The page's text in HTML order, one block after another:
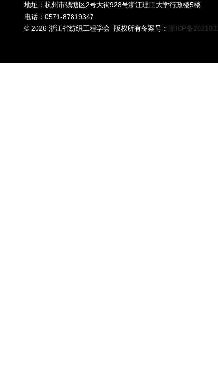
地址：杭州市钱塘区2号大街928号浙江理工大学行政楼5楼
电话：0571-87819347
© 2026 浙江省纺织工程学会 版权所有备案号： 浙ICP备